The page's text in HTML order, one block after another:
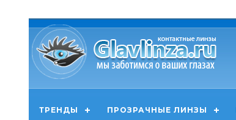
ТРЕНДЫ ПРОЗРАЧНЫЕ ЛИНЗЫ